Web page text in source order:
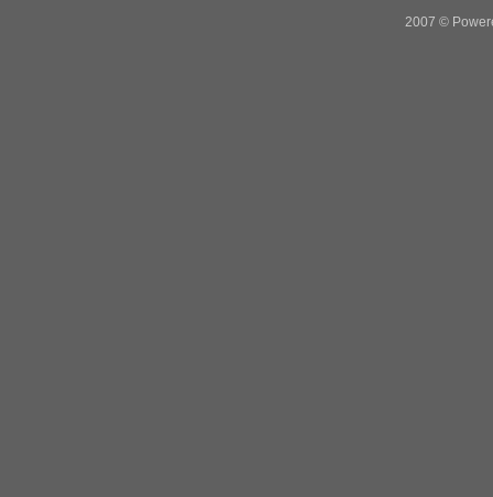
2007 ©